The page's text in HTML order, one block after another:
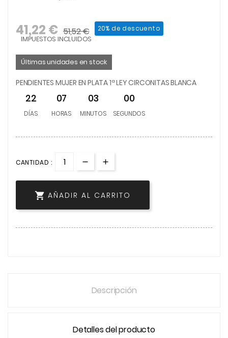
41,22 € 51,52 € 20% de descuento
IMPUESTOS INCLUIDOS
Últimas unidades en stock
PENDIENTES MUJER EN PLATA 1ª LEY CIRCONITAS BLANCA
22
DÍAS
07
HORAS
03
MINUTOS
00
SEGUNDOS
CANTIDAD :
 AÑADIR AL CARRITO
Descripción
Detalles del producto